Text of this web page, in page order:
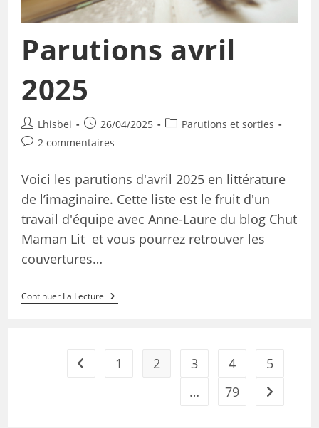
Parutions avril
2025
Lhisbei 26/04/2025
Parutions et sorties
2 commentaires
Voici les parutions d'avril 2025 en littérature
de l’imaginaire. Cette liste est le fruit d'un
travail d'équipe avec Anne-Laure du blog Chut
Maman Lit et vous pourrez retrouver les
couvertures…
Continuer La Lecture
1 2 3 4
5
…
79